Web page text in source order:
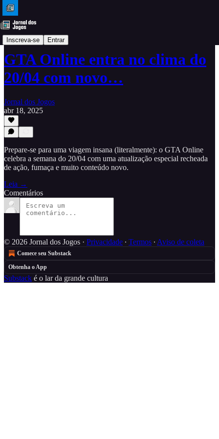
Inscreva-se Entrar
Dicas
GTA Online entra no clima do
20/04 com novo…
Jornal dos Jogos
abr 18, 2025
Prepare-se para uma viagem insana (literalmente): o GTA Online
celebra a semana do 20/04 com uma atualização especial recheada
de ação, fumaça e muito conteúdo novo.
Leia →
Comentários
© 2026 Jornal dos Jogos · Privacidade ∙ Termos ∙ Aviso de coleta
Comece seu Substack
Obtenha o App
Substack é o lar da grande cultura